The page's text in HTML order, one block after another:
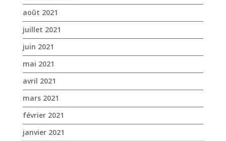
juin 2021
mai 2021
avril 2021
mars 2021
février 2021
janvier 2021
novembre 2020
octobre 2020